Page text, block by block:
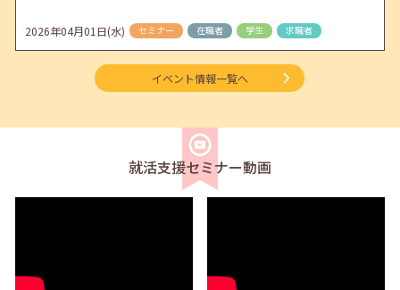
2026年04月01日(水) セミナー 在職者 学生 求職者
【オンライン】4月16日（木）ビジネスコミュニケーション 報・連・
相 14:00～14:30
【オンライン】4月21日（火）新しいしごと覚えのコツ 14:00～14:30
在職者
2026年04月01日(水) 在職者
イベント情報一覧へ
就活支援セミナー動画